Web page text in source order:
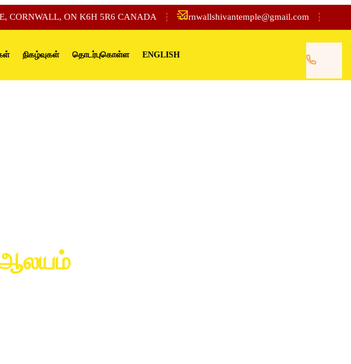
CORNWALL, ON K6H 5R6 CANADA cornwallshivantemple@gmail.com
நிகழ்வுகள் தொடர்புகொள்ள ENGLISH
4921